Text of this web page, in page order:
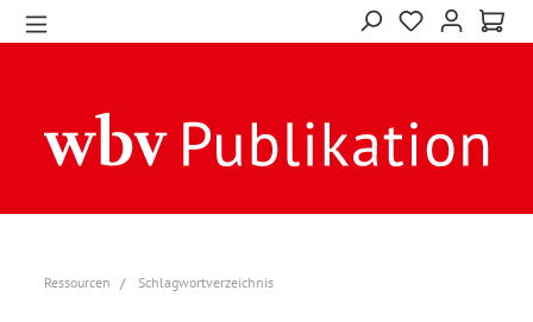
Ressourcen Schlagwortverzeichnis